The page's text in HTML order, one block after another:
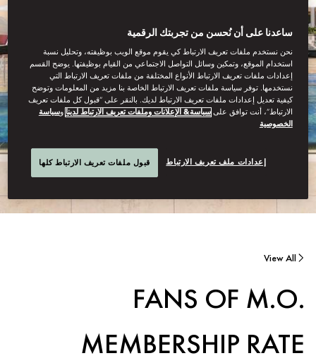
View All
FANS OF M.O.
MEMBERSHIP RATE
ساعدنا على أن نُحسن من تجربتك الرقمية
نحن نستخدم ملفات تعريف الارتباط كي يقوم موقع الويب بوظيفته، وتحليل نسبة
استخدام الموقع، وتمكين وسائل التواصل الاجتماعي من القيام بوظيفتها. يوضح القسم
إعدادات ملفات تعريف الارتباط الأنواع المختلفة من ملفات تعريف الارتباط التي
نستخدمها. توفر سياسة ملفات تعريف الارتباط الخاصة بنا مزيد من المعلومات وتوضح
كيفية تعديل إعدادات ملفات تعريف الارتباط لديك. بالنقر على “قبول كل ملفات تعريف
الارتباط”، أنت توافق علىسياسة& الإعلانات وملفات تعريف الارتباط لدينا وسياسة
الخصوصية
إعدادات ملف تعريف الارتباط قبول ملفات تعريف الارتباط كلها